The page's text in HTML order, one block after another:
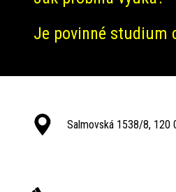
Je povinné studium
Salmovská 1538/8, 120